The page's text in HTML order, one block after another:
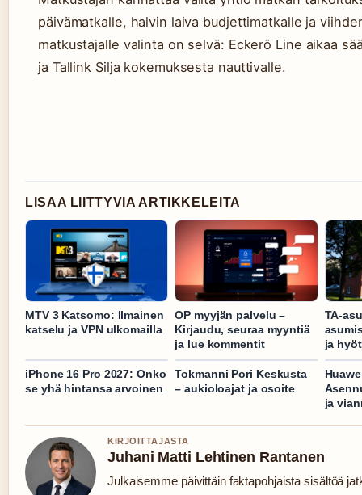
päivämatkalle, halvin laiva budjettimatkalle ja
matkustajalle valinta on selvä: Eckerö Line aikaa
ja Tallink Silja kokemuksesta nauttivalle.
LISAA LIITTYVIA ARTIKKELEITA
MTV 3 Katsomo: Ilmainen
katselu ja VPN ulkomailla
OP myyjän palvelu –
Kirjaudu, seuraa myyntiä
ja lue kommentit
TA-
ja
iPhone 16 Pro 2027: Onko
se yhä hintansa arvoinen
Tokmanni Pori Keskusta
– aukioloajat ja osoite
ja
KIRJOITTAJASTA
Juhani Matti Lehtinen Rantanen
Julkaisemme päivittäin faktapohjaista sisältöä